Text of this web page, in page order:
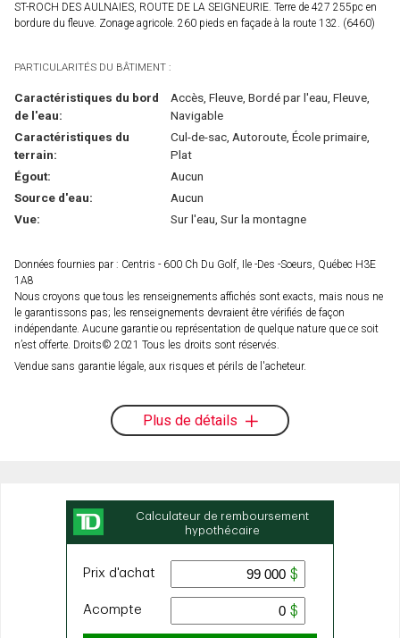
ST-ROCH DES AULNAIES, ROUTE DE LA SEIGNEURIE. Terre de 427 255pc en
bordure du fleuve. Zonage agricole. 260 pieds en façade à la route 132. (6460)
PARTICULARITÉS DU BÂTIMENT :
Caractéristiques du bord
de l'eau:
Accès, Fleuve, Bordé par l'eau, Fleuve,
Navigable
Caractéristiques du
terrain:
Cul-de-sac, Autoroute, École primaire,
Plat
Égout:
Aucun
Source d'eau:
Aucun
Vue:
Sur l'eau, Sur la montagne
Données fournies par : Centris - 600 Ch Du Golf, Ile -Des -Soeurs, Québec H3E
1A8
Nous croyons que tous les renseignements affichés sont exacts, mais nous ne
le garantissons pas; les renseignements devraient être vérifiés de façon
indépendante. Aucune garantie ou représentation de quelque nature que ce soit
n’est offerte. Droits© 2021 Tous les droits sont réservés.
Vendue sans garantie légale, aux risques et périls de l'acheteur.
Plus de détails